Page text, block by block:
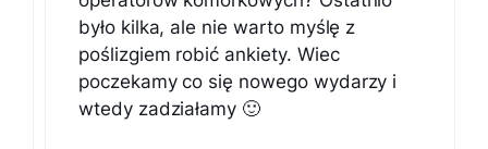
było kilka, ale nie warto myślę z
poślizgiem robić ankiety. Wiec
poczekamy co się nowego wydarzy i
wtedy zadziałamy 🙂